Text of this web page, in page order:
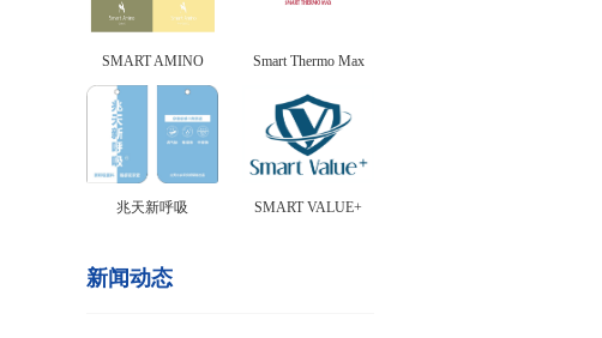
SMART AMINO Smart Thermo Max
兆天新呼吸 SMART VALUE+
新闻动态